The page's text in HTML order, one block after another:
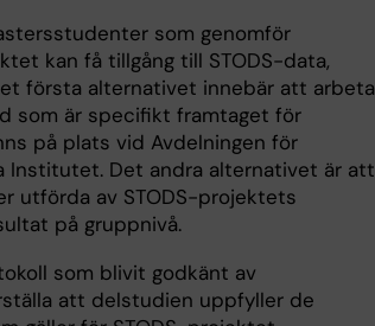
som genomför
kan få tillgång till STODS-data,
första alternativet innebär att arbeta
som är specifikt framtaget för
på plats vid Avdelningen för
Institutet. Det andra alternativet är att
utförda av STODS-projektets
på gruppnivå.
som blivit godkänt av
att delstudien uppfyller de